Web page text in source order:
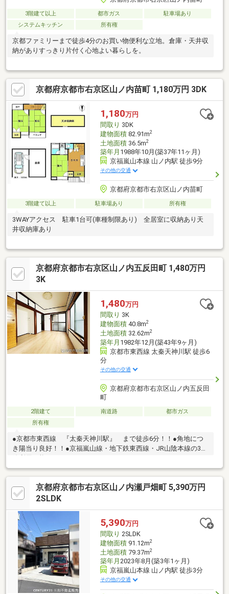
3階建て以上 都市ガス
駐車場あり
システムキッチン
所有権
京都ファミリーまで徒歩4分のお買い物便利な立地。倉庫・天井収
納がありすっきり片付く心地よい暮らしを。
京都府京都市右京区山ノ内苗町 1,180万円 3DK
1,180万円
間取り 3DK
建物面積82.91m2
土地面積36.5m2
築年月 1988年10月(築37年11ヶ月)
京福嵐山本線 山ノ内駅 徒歩9分
その他の交通
京都府京都市右京区山ノ内苗町
3階建て以上 駐車場あり 所有権
3WAYアクセス 駐車1台可(車種制限あり) 全居室に収納あり天
井収納庫あり
京都府京都市右京区山ノ内五反田町 1,480万円
3K
1,480万円
間取り 3K
建物面積40.8m2
土地面積32.62m2
築年月 1982年12月(築43年9ヶ月)
京都市東西線 太秦天神川駅 徒歩6
分
その他の交通
京都府京都市右京区山ノ内五反田
町
2階建て 南道路
都市ガス
所有権
●京都市東西線 『太秦天神川駅』 まで徒歩6分！！●角地につ
き陽当り良好！！●京福嵐山線・地下鉄東西線・JR山陰本線の3沿
線利用可能！！
京都府京都市右京区山ノ内瀬戸畑町 5,390万円
2SLDK
5,390万円
間取り 2SLDK
建物面積91.12m2
土地面積79.37m2
築年月 2023年8月(築3年1ヶ月)
京福嵐山本線 山ノ内駅 徒歩3分
その他の交通